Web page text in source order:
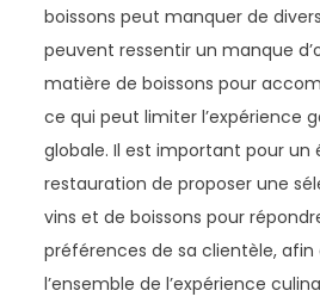
boissons peut manquer de
peuvent ressentir un manque
matière de boissons pour
ce qui peut limiter l’expérience
globale. Il est important pour un
restauration de proposer une
vins et de boissons pour
préférences de sa clientèle, afin
l’ensemble de l’expérience